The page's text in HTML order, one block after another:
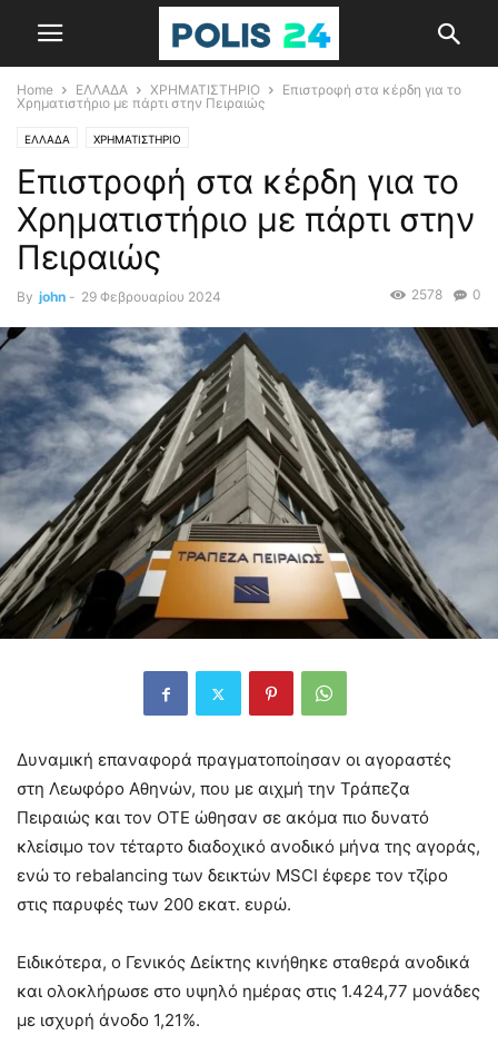
Home ΕΛΛΑΔΑ ΧΡΗΜΑΤΙΣΤΗΡΙΟ
Επιστροφή στα κέρδη για το
Χρηματιστήριο με πάρτι στην Πειραιώς
ΕΛΛΑΔΑ ΧΡΗΜΑΤΙΣΤΗΡΙΟ
Επιστροφή στα κέρδη για το
Χρηματιστήριο με πάρτι στην
Πειραιώς
By john - 29 Φεβρουαρίου 2024 0
2578
Δυναμική επαναφορά πραγματοποίησαν οι αγοραστές
στη Λεωφόρο Αθηνών, που με αιχμή την Τράπεζα
Πειραιώς και τον ΟΤΕ ώθησαν σε ακόμα πιο δυνατό
κλείσιμο τον τέταρτο διαδοχικό ανοδικό μήνα της αγοράς,
ενώ το rebalancing των δεικτών MSCI έφερε τον τζίρο
στις παρυφές των 200 εκατ. ευρώ.
Ειδικότερα, ο Γενικός Δείκτης κινήθηκε σταθερά ανοδικά
και ολοκλήρωσε στο υψηλό ημέρας στις 1.424,77 μονάδες
με ισχυρή άνοδο 1,21%.